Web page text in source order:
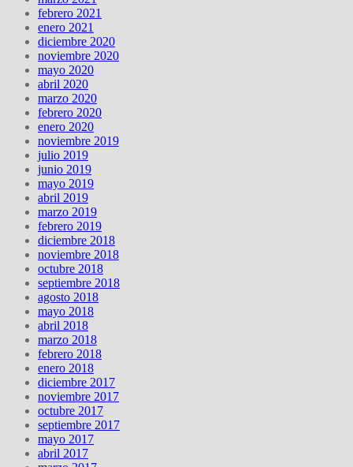
febrero 2021
enero 2021
diciembre 2020
noviembre 2020
mayo 2020
abril 2020
marzo 2020
febrero 2020
enero 2020
noviembre 2019
julio 2019
junio 2019
mayo 2019
abril 2019
marzo 2019
febrero 2019
diciembre 2018
noviembre 2018
octubre 2018
septiembre 2018
agosto 2018
mayo 2018
abril 2018
marzo 2018
febrero 2018
enero 2018
diciembre 2017
noviembre 2017
octubre 2017
septiembre 2017
mayo 2017
abril 2017